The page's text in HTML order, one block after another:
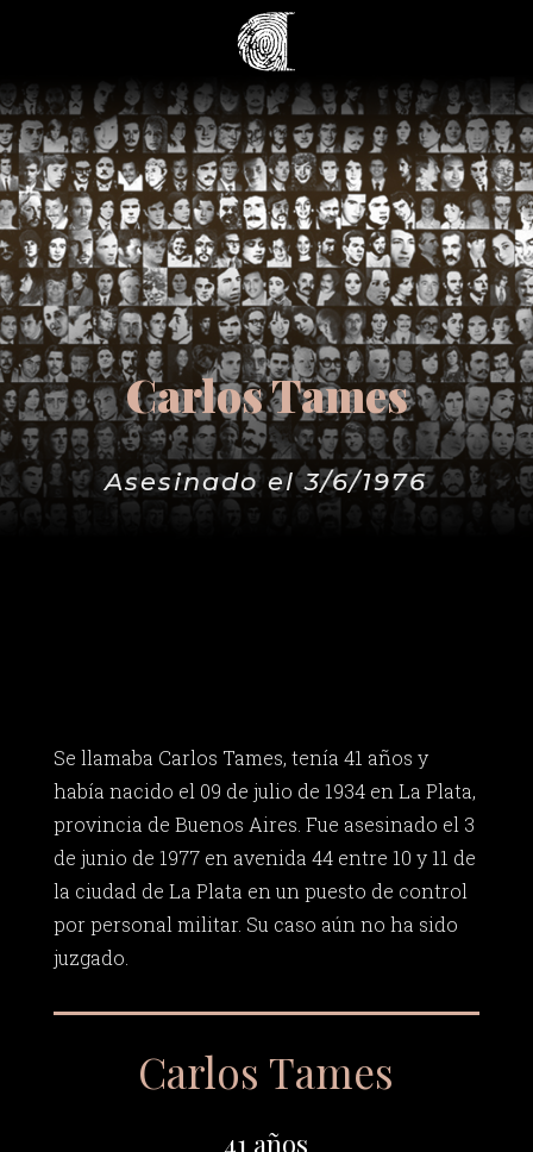
Carlos Tames
Asesinado el 3/6/1976
Se llamaba Carlos Tames, tenía 41 años y
había nacido el 09 de julio de 1934 en La Plata,
provincia de Buenos Aires. Fue asesinado el 3
de junio de 1977 en avenida 44 entre 10 y 11 de
la ciudad de La Plata en un puesto de control
por personal militar. Su caso aún no ha sido
juzgado.
Carlos Tames
41 años